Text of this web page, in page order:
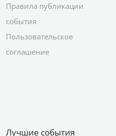
Правила публикации
события
Пользовательское
соглашение
Лучшие события